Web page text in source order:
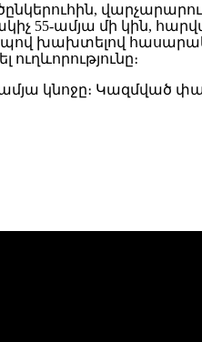
55-ամյա մի կին,
խախտելով
ուղևորությունը։
կնոջը։ Կազմված